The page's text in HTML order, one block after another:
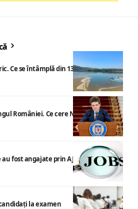
Ce se întâmplă din 13 august
României. Ce cere Nicușor Dan
au fost angajate prin AJOFM Mehedinți
la examen